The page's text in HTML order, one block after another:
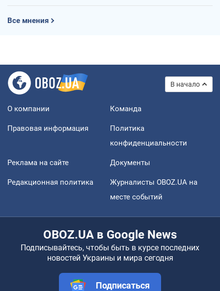
Все мнения
В начало
О компании Команда
Правовая информация
Политика
конфиденциальности
Реклама на сайте Документы
Редакционная политика
Журналисты OBOZ.UA на
месте событий
OBOZ.UA в Google News
Подписывайтесь, чтобы быть в курсе последних
новостей Украины и мира сегодня
Подписаться